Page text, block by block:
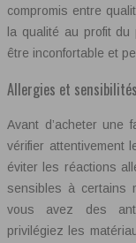
compromis entre
la qualité au profit
être inconfortable et
Allergies et sensibilités
Avant d’acheter une
vérifier attentivement
éviter les réactions
sensibles à certains
vous avez des
privilégiez les